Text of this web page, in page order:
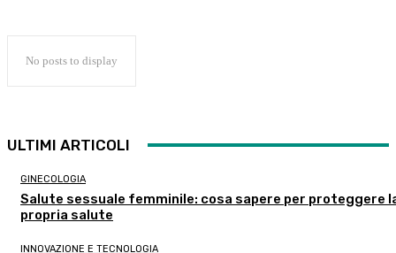
No posts to display
ULTIMI ARTICOLI
GINECOLOGIA
Salute sessuale femminile: cosa sapere per proteggere
propria salute
INNOVAZIONE E TECNOLOGIA